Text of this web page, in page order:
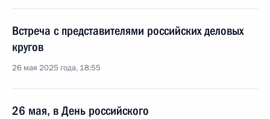
Встреча с представителями российских деловых
кругов
26 мая 2025 года, 18:55
26 мая, в День российского